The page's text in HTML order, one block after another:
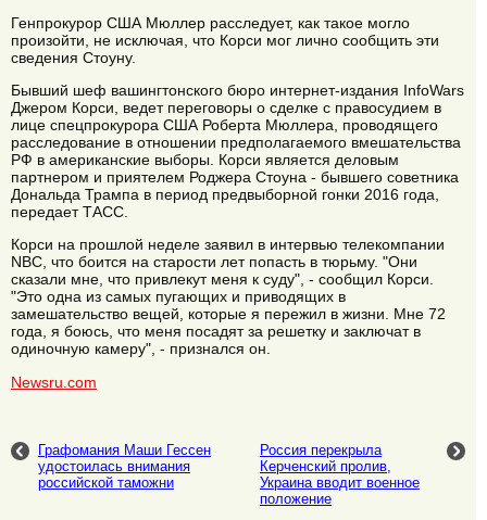
Генпрокурор США Мюллер расследует, как такое могло
произойти, не исключая, что Корси мог лично сообщить эти
сведения Стоуну.
Бывший шеф вашингтонского бюро интернет-издания InfoWars
Джером Корси, ведет переговоры о сделке с правосудием в
лице спецпрокурора США Роберта Мюллера, проводящего
расследование в отношении предполагаемого вмешательства
РФ в американские выборы. Корси является деловым
партнером и приятелем Роджера Стоуна - бывшего советника
Дональда Трампа в период предвыборной гонки 2016 года,
передает ТАСС.
Корси на прошлой неделе заявил в интервью телекомпании
NBC, что боится на старости лет попасть в тюрьму. "Они
сказали мне, что привлекут меня к суду", - сообщил Корси.
"Это одна из самых пугающих и приводящих в
замешательство вещей, которые я пережил в жизни. Мне 72
года, я боюсь, что меня посадят за решетку и заключат в
одиночную камеру", - признался он.
Newsru.com
Графомания Маши Гессен
удостоилась внимания
российской таможни
Россия перекрыла
Керченский пролив,
Украина вводит военное
положение